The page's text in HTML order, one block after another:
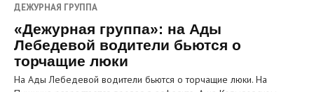
ДЕЖУРНАЯ ГРУППА
«Дежурная группа»: на Ады
Лебедевой водители бьются о
торчащие люки
На Ады Лебедевой водители бьются о торчащие люки. На